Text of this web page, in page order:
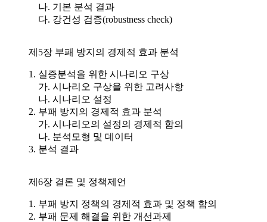
나. 기본 분석 결과
다. 강건성 검증(robustness check)
제5장 부패 방지의 경제적 효과 분석
1. 실증분석을 위한 시나리오 구상
가. 시나리오 구상을 위한 고려사항
나. 시나리오 설정
2. 부패 방지의 경제적 효과 분석
가. 시나리오의 설정의 경제적 함의
나. 분석모형 및 데이터
3. 분석 결과
제6장 결론 및 정책제언
1. 부패 방지 정책의 경제적 효과 및 정책 함의
2. 부패 문제 해결을 위한 개선과제